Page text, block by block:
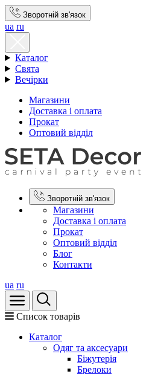
Зворотній зв'язок
ua ru
Каталог
Свята
Вечірки
Магазини
Доставка і оплата
Прокат
Оптовий відділ
Зворотній зв'язок
Магазини
Доставка і оплата
Прокат
Оптовий відділ
Блог
Контакти
ua ru
Список товарів
Каталог
Oдяг та аксесуари
Біжутерія
Брелоки